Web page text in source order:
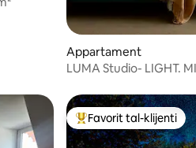
ta' reviews: 11
Appartament
LUMA Studio- LIGHT.
Wieħed mill-aqwa
Favorit tal-klijenti